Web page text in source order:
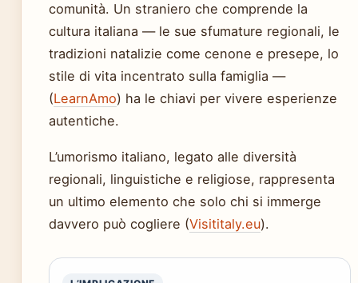
comunità. Un straniero che comprende la
cultura italiana — le sue sfumature regionali, le
tradizioni natalizie come cenone e presepe, lo
stile di vita incentrato sulla famiglia —
(LearnAmo) ha le chiavi per vivere esperienze
autentiche.
L’umorismo italiano, legato alle diversità
regionali, linguistiche e religiose, rappresenta
un ultimo elemento che solo chi si immerge
davvero può cogliere (Visititaly.eu).